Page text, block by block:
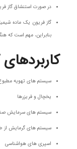
در صورت استنشاق گاز
گاز فریون یک ماده
بنابراین، مهم است که
سیستم های تهویه
یخچال و فریزرها
سیستم های سرمایش
سیستم های گرمایش از
اسپری های هواشناسی